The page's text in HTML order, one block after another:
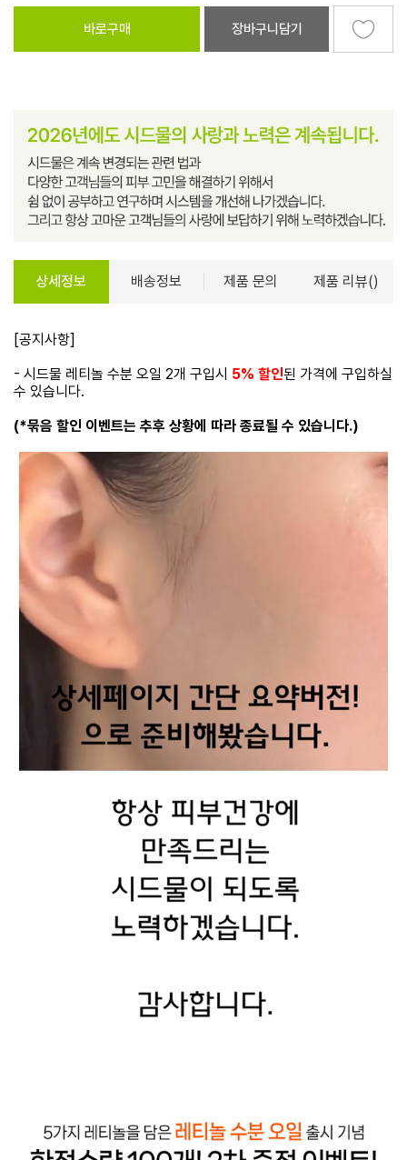
바로구매 장바구니담기
상세정보 배송정보 제품 문의 제품 리뷰()
[공지사항]
- 시드물 레티놀 수분 오일 2개 구입시 5% 할인된 가격에 구입하실
수 있습니다.
(*묶음 할인 이벤트는 추후 상황에 따라 종료될 수 있습니다.)